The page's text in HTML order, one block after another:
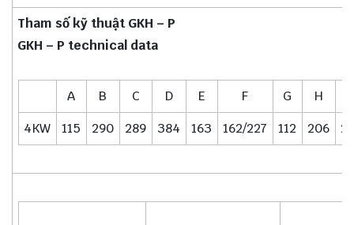
Tham số kỹ thuật GKH – P
GKH – P technical data
A B C D E F G
H
4KW
115 290 289 384 163 162/227 112 206